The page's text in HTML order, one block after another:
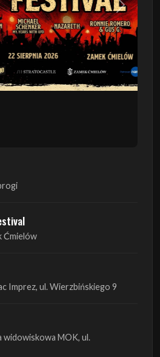
Imprez, ul. Wierzbińskiego 9